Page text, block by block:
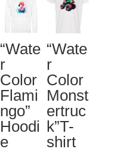
“Wate
r
Color
Flami
ngo”
Hoodi
e
“Wate
r
Color
Monst
ertruc
k”T-
shirt